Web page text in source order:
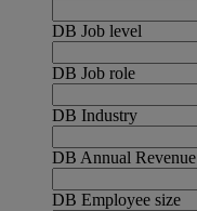
DB Job level
DB Job role
DB Industry
DB Annual Revenue
DB Employee size